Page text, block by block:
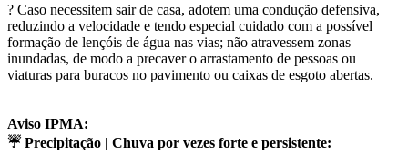
? Caso necessitem sair de casa, adotem uma condução defensiva,
reduzindo a velocidade e tendo especial cuidado com a possível
formação de lençóis de água nas vias; não atravessem zonas
inundadas, de modo a precaver o arrastamento de pessoas ou
viaturas para buracos no pavimento ou caixas de esgoto abertas.
Aviso IPMA:
☔️ Precipitação | Chuva por vezes forte e persistente: